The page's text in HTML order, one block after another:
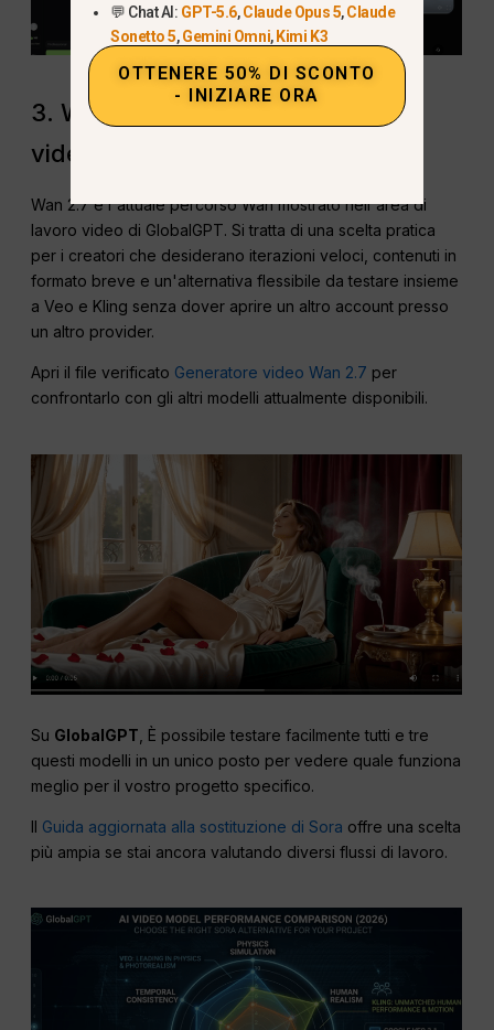
3. Wan 2.7: Iterazione veloce per
video di breve durata
Wan 2.7 è l'attuale percorso Wan mostrato nell'area di
lavoro video di GlobalGPT. Si tratta di una scelta pratica
per i creatori che desiderano iterazioni veloci, contenuti in
formato breve e un'alternativa flessibile da testare insieme
a Veo e Kling senza dover aprire un altro account presso
un altro provider.
Apri il file verificato Generatore video Wan 2.7 per
confrontarlo con gli altri modelli attualmente disponibili.
Su GlobalGPT , È possibile testare facilmente tutti e tre
questi modelli in un unico posto per vedere quale funziona
meglio per il vostro progetto specifico.
Il Guida aggiornata alla sostituzione di Sora offre una scelta
più ampia se stai ancora valutando diversi flussi di lavoro.
💬 Chat AI: GPT-5.6,Claude Opus 5,Claude
Sonetto 5,Gemini Omni, Kimi K3
OTTENERE 50% DI SCONTO
- INIZIARE ORA